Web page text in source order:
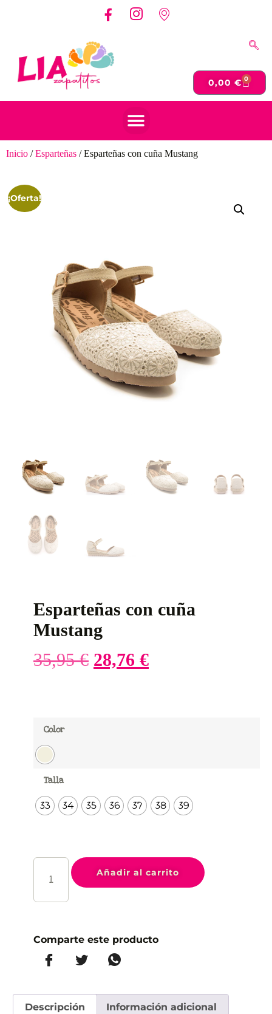
0,00€ 0
Inicio /Esparteñas / Esparteñas con cuña Mustang
¡Oferta!
Esparteñas con cuña
Mustang
35,95€ 28,76 €
Color
Talla
33 34 35 36 37 38 39
Añadir al carrito
Comparte este producto
Descripción Información adicional